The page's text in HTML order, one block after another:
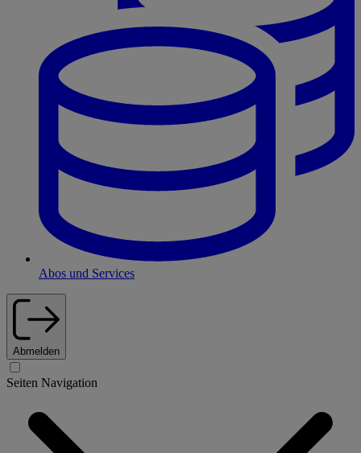
Abos und Services
Abmelden
Seiten Navigation